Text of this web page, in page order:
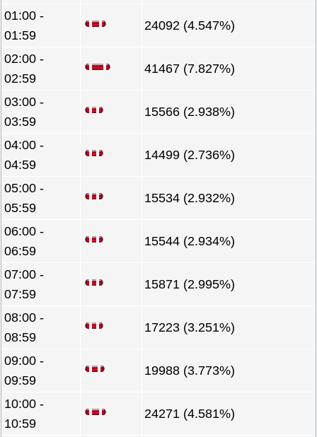
01:00 -
01:59
24092 (4.547%)
02:00 -
02:59
41467 (7.827%)
03:00 -
03:59
15566 (2.938%)
04:00 -
04:59
14499 (2.736%)
05:00 -
05:59
15534 (2.932%)
06:00 -
06:59
15544 (2.934%)
07:00 -
07:59
15871 (2.995%)
08:00 -
08:59
17223 (3.251%)
09:00 -
09:59
19988 (3.773%)
10:00 -
10:59
24271 (4.581%)